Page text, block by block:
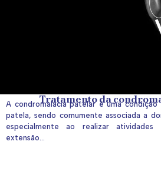
Tratamento da
A condromalácia patelar é uma
patela, sendo comumente associada a
especialmente ao realizar
extensão...